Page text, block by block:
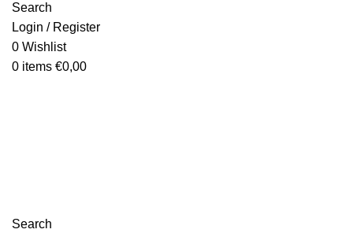
Search
Login / Register
0 Wishlist
0 items €0,00
Search